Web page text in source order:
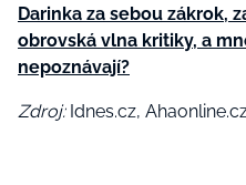
Darinka za sebou zákrok,
obrovská vlna kritiky, a
nepoznávají?
Zdroj:Idnes.cz,